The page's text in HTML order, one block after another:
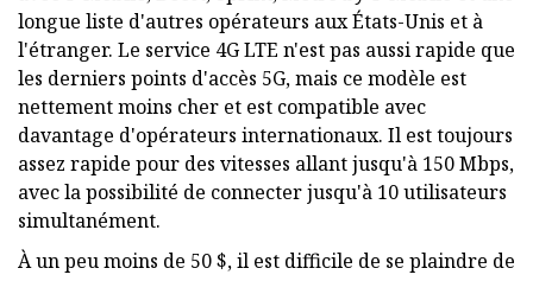
longue liste d'autres opérateurs aux États-Unis et à
l'étranger. Le service 4G LTE n'est pas aussi rapide que
les derniers points d'accès 5G, mais ce modèle est
nettement moins cher et est compatible avec
davantage d'opérateurs internationaux. Il est toujours
assez rapide pour des vitesses allant jusqu'à 150 Mbps,
avec la possibilité de connecter jusqu'à 10 utilisateurs
simultanément.
À un peu moins de 50 $, il est difficile de se plaindre de